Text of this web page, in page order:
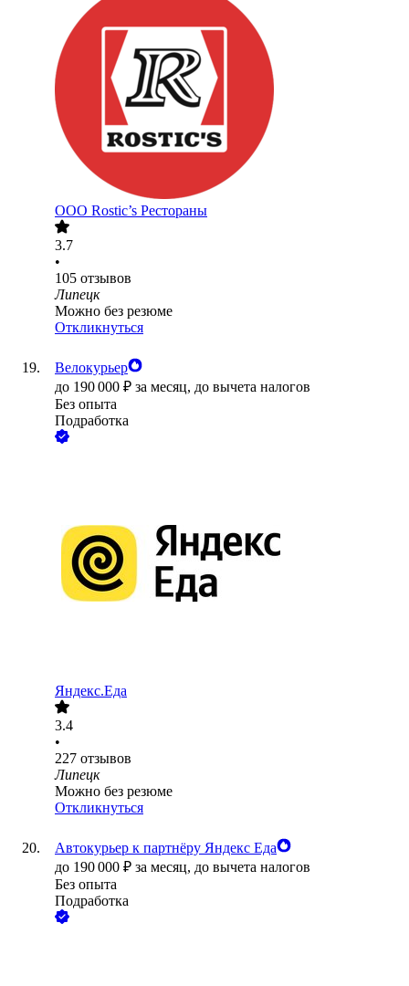
ООО Rostic’s Рестораны
3.7
•
105 отзывов
Липецк
Можно без резюме
Откликнуться
Велокурьер
до 190 000 ₽ за месяц, до вычета налогов
Без опыта
Подработка
Яндекс.Еда
3.4
•
227 отзывов
Липецк
Можно без резюме
Откликнуться
Автокурьер к партнёру Яндекс Еда
до 190 000 ₽ за месяц, до вычета налогов
Без опыта
Подработка